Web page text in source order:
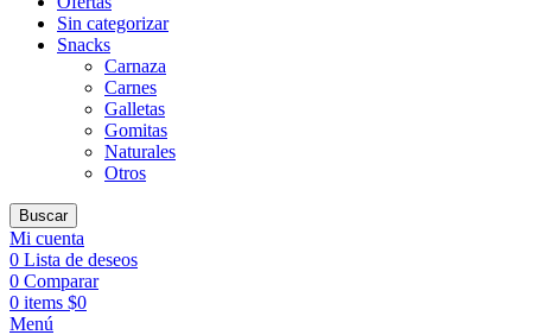
Sin categorizar
Snacks
Carnaza
Carnes
Galletas
Gomitas
Naturales
Otros
Buscar
Mi cuenta
0 Lista de deseos
0 Comparar
0 items $0
Menú